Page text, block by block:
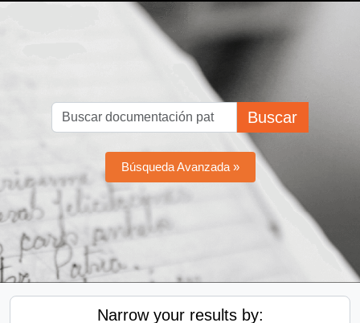
Buscar
Búsqueda Avanzada »
Narrow your results by: